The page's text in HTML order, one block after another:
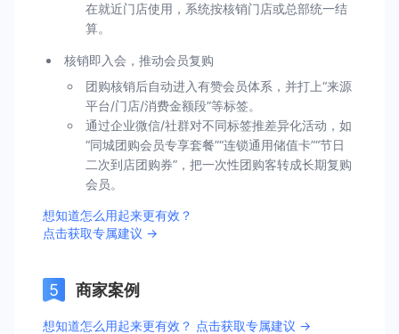
在就近门店使用，系统按核销门店或总部统一结
算。
核销即入会，推动会员复购
团购核销后自动进入有赞会员体系，并打上“来源
平台/门店/消费金额段”等标签。
通过企业微信/社群对不同标签推差异化活动，如
“同城团购会员专享套餐”“连锁通用储值卡”“节日
二次到店团购券”，把一次性团购客转成长期复购
会员。
想知道怎么用起来更有效？
点击获取专属建议 →
商家案例
想知道怎么用起来更有效？ 点击获取专属建议 →